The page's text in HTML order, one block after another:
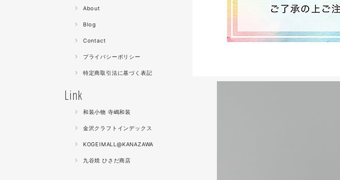
About
Blog
Contact
プライバシーポリシー
特定商取引法に基づく表記
Link
和装小物 寺嶋和装
金沢クラフトインデックス
KOGEIMALL@KANAZAWA
九谷焼 ひさだ商店